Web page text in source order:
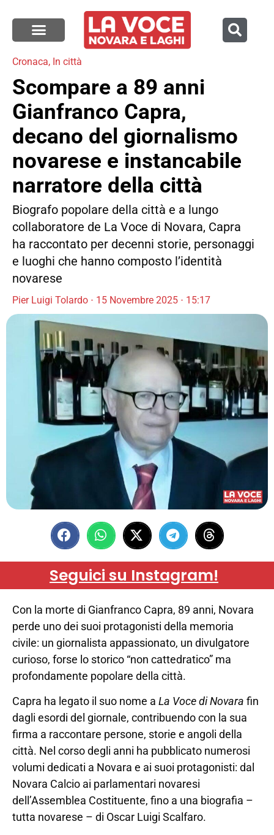
Cronaca, In città
Scompare a 89 anni
Gianfranco Capra,
decano del giornalismo
novarese e instancabile
narratore della città
Biografo popolare della città e a lungo
collaboratore de La Voce di Novara, Capra
ha raccontato per decenni storie, personaggi
e luoghi che hanno composto l’identità
novarese
Pier Luigi Tolardo 15 Novembre 2025 15:17
Seguici su Instagram!
Con la morte di Gianfranco Capra, 89 anni, Novara
perde uno dei suoi protagonisti della memoria
civile: un giornalista appassionato, un divulgatore
curioso, forse lo storico “non cattedratico” ma
profondamente popolare della città.
Capra ha legato il suo nome a La Voce di Novara fin
dagli esordi del giornale, contribuendo con la sua
firma a raccontare persone, storie e angoli della
città. Nel corso degli anni ha pubblicato numerosi
volumi dedicati a Novara e ai suoi protagonisti: dal
Novara Calcio ai parlamentari novaresi
dell’Assemblea Costituente, fino a una biografia –
tutta novarese – di Oscar Luigi Scalfaro.